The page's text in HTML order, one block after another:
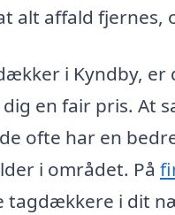
alt affald fjernes,
i Kyndby,
en fair pris. At
ofte har en
i området. På
tagdækkere i dit